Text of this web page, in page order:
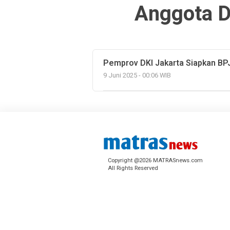
Anggota
Pemprov DKI Jakarta Siapkan
9 Juni 2025 - 00:06 WIB
Copyright @2026 MATRASnews.com
All Rights Reserved